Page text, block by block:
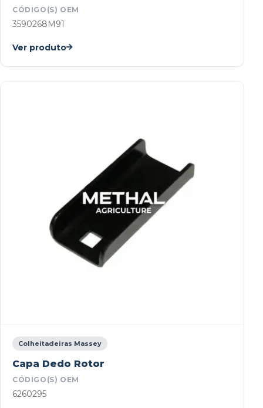
CÓDIGO(S) OEM
3590268M91
Ver produto
Colheitadeiras Massey
Capa Dedo Rotor
CÓDIGO(S) OEM
6260295